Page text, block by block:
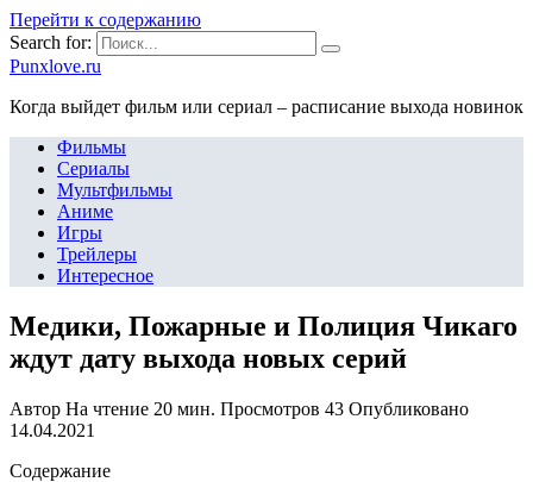
Перейти к содержанию
Search for:
Punxlove.ru
Когда выйдет фильм или сериал – расписание выхода новинок
Фильмы
Сериалы
Мультфильмы
Аниме
Игры
Трейлеры
Интересное
Медики, Пожарные и Полиция Чикаго
ждут дату выхода новых серий
Автор На чтение 20 мин. Просмотров 43 Опубликовано
14.04.2021
Содержание